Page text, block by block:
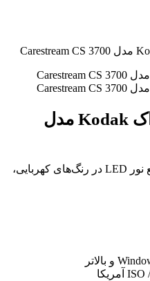
اسکنر داخل دهانی کداک Kodak مدل
فناوری حسگر CMOS با منبع نور LED در رنگ‌های کهربایی،